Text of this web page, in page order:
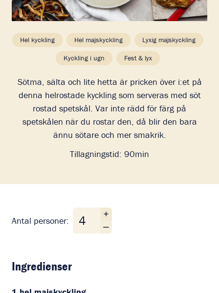
Hel kyckling Hel majskyckling Lyxig majskyckling
Kyckling i ugn Fest & lyx
Sötma, sälta och lite hetta är pricken över i:et på
denna helrostade kyckling som serveras med söt
rostad spetskål. Var inte rädd för färg på
spetskålen när du rostar den, då blir den bara
ännu sötare och mer smakrik.
Tillagningstid: 90min
Antal personer:
Antal personer
Ingredienser